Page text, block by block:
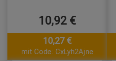
10,92 €
10,27 €
mit Code: CxLyh2Ajne